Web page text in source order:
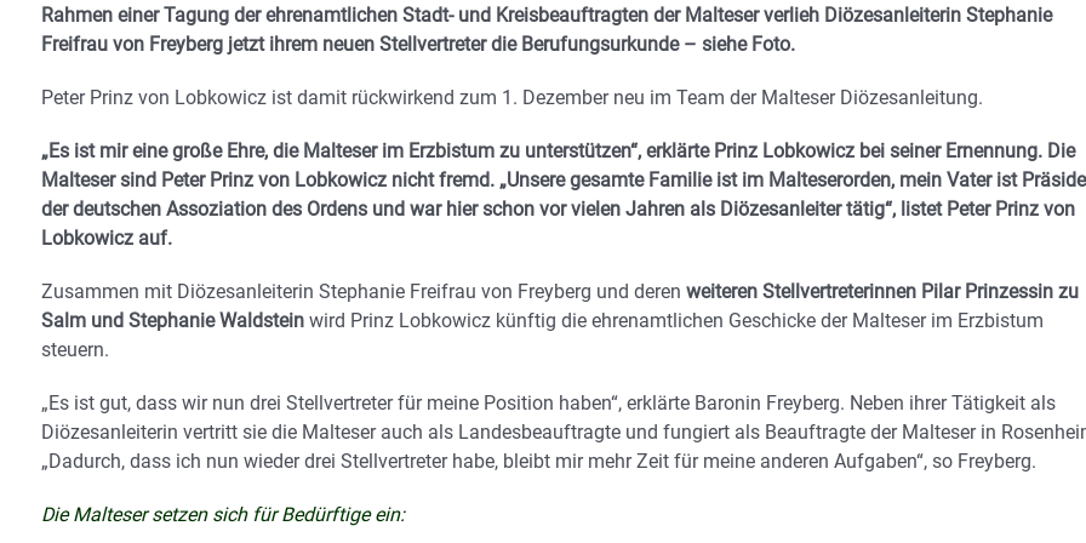
Rahmen einer Tagung der ehrenamtlichen Stadt- und Kreisbeauftragten der Malteser verlieh Diözesanleiterin Stephanie
Freifrau von Freyberg jetzt ihrem neuen Stellvertreter die Berufungsurkunde – siehe Foto.
Peter Prinz von Lobkowicz ist damit rückwirkend zum 1. Dezember neu im Team der Malteser Diözesanleitung.
„Es ist mir eine große Ehre, die Malteser im Erzbistum zu unterstützen“, erklärte Prinz Lobkowicz bei seiner Ernennung. Die
Malteser sind Peter Prinz von Lobkowicz nicht fremd. „Unsere gesamte Familie ist im Malteserorden, mein Vater ist
der deutschen Assoziation des Ordens und war hier schon vor vielen Jahren als Diözesanleiter tätig“, listet Peter Prinz von
Lobkowicz auf.
Zusammen mit Diözesanleiterin Stephanie Freifrau von Freyberg und deren weiteren Stellvertreterinnen Pilar Prinzessin zu
Salm und Stephanie Waldstein wird Prinz Lobkowicz künftig die ehrenamtlichen Geschicke der Malteser im Erzbistum
steuern.
„Es ist gut, dass wir nun drei Stellvertreter für meine Position haben“, erklärte Baronin Freyberg. Neben ihrer Tätigkeit als
Diözesanleiterin vertritt sie die Malteser auch als Landesbeauftragte und fungiert als Beauftragte der Malteser in
„Dadurch, dass ich nun wieder drei Stellvertreter habe, bleibt mir mehr Zeit für meine anderen Aufgaben“, so Freyberg.
Die Malteser setzen sich für Bedürftige ein: